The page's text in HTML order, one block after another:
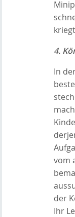
4.
In
vom
der
Ihr